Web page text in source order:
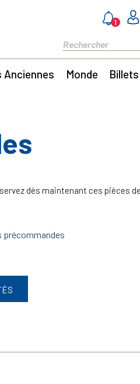
1
Anciennes Monde Billets
dès maintenant ces pièces